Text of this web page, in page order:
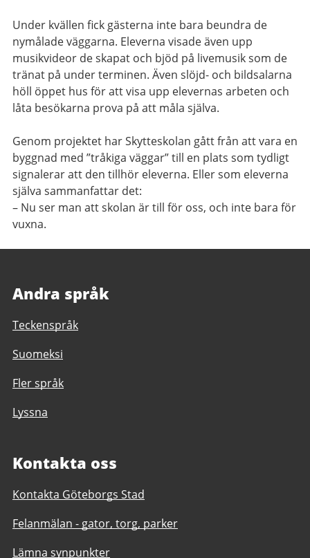
Under kvällen fick gästerna inte bara beundra de
nymålade väggarna. Eleverna visade även upp
musikvideor de skapat och bjöd på livemusik som de
tränat på under terminen. Även slöjd- och bildsalarna
höll öppet hus för att visa upp elevernas arbeten och
låta besökarna prova på att måla själva.
Genom projektet har Skytteskolan gått från att vara en
byggnad med ”tråkiga väggar” till en plats som tydligt
signalerar att den tillhör eleverna. Eller som eleverna
själva sammanfattar det:
– Nu ser man att skolan är till för oss, och inte bara för
vuxna.
Andra språk
Teckenspråk
Suomeksi
Fler språk
Lyssna
Kontakta oss
Kontakta Göteborgs Stad
Felanmälan - gator, torg, parker
Lämna synpunkter